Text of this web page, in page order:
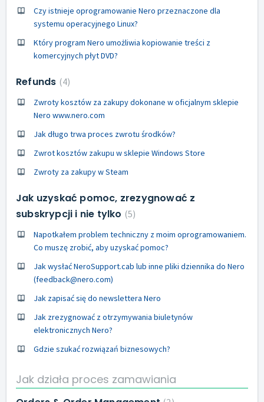
Czy istnieje oprogramowanie Nero przeznaczone dla
systemu operacyjnego Linux?
Który program Nero umożliwia kopiowanie treści z
komercyjnych płyt DVD?
Refunds 4
Zwroty kosztów za zakupy dokonane w oficjalnym sklepie
Nero www.nero.com
Jak długo trwa proces zwrotu środków?
Zwrot kosztów zakupu w sklepie Windows Store
Zwroty za zakupy w Steam
Jak uzyskać pomoc, zrezygnować z
subskrypcji i nie tylko
5
Napotkałem problem techniczny z moim oprogramowaniem.
Co muszę zrobić, aby uzyskać pomoc?
Jak wysłać NeroSupport.cab lub inne pliki dziennika do Nero
(feedback@nero.com)
Jak zapisać się do newslettera Nero
Jak zrezygnować z otrzymywania biuletynów
elektronicznych Nero?
Gdzie szukać rozwiązań biznesowych?
Jak działa proces zamawiania